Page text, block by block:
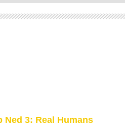
Ned 3: Real Humans